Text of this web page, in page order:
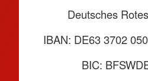
Deutsches
IBAN: DE63 3702
BIC: